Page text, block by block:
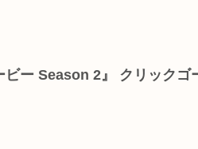
ー Season 2』 クリックゴ